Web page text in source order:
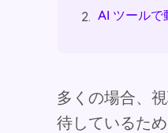
2. AI ツールで
多くの場合、
待しているた